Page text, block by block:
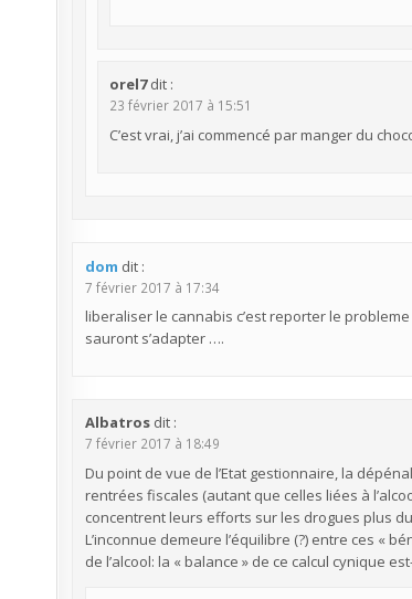
orel7 dit :
23 février 2017 à 15:51
C’est vrai, j’ai commencé par manger du
dom dit :
7 février 2017 à 17:34
liberaliser le cannabis c’est reporter le
sauront s’adapter ….
Albatros dit :
7 février 2017 à 18:49
Du point de vue de l’Etat gestionnaire, la
rentrées fiscales (autant que celles liées à
concentrent leurs efforts sur les drogues plus
L’inconnue demeure l’équilibre (?) entre ces «
de l’alcool: la « balance » de ce calcul cynique